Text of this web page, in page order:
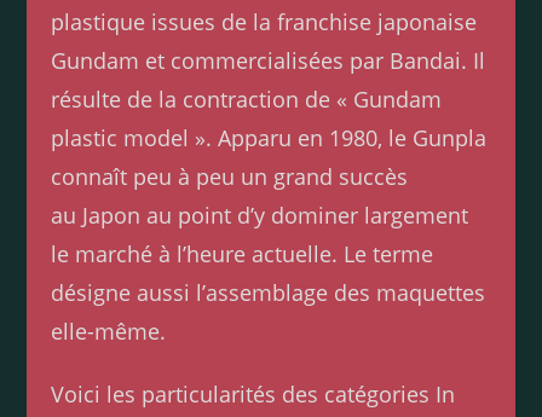
plastique issues de la franchise japonaise
Gundam et commercialisées par Bandai. Il
résulte de la contraction de « Gundam
plastic model ». Apparu en 1980, le Gunpla
connaît peu à peu un grand succès
au Japon au point d’y dominer largement
le marché à l’heure actuelle. Le terme
désigne aussi l’assemblage des maquettes
elle-même.
Voici les particularités des catégories In